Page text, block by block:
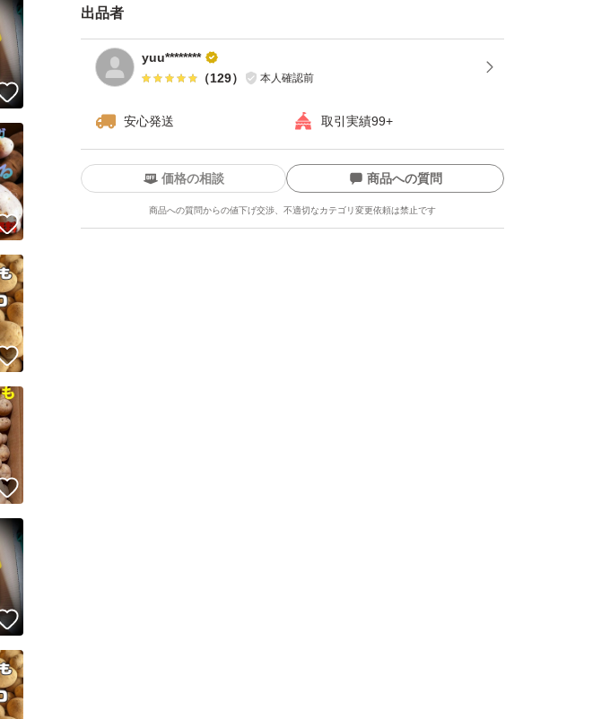
出品者
yuu********
（129） 本人確認前
安心発送 取引実績99+
価格の相談 商品への質問
商品への質問からの値下げ交渉、不適切なカテゴリ変更依頼は禁止です
いいね！
いいね！
いいね！
いいね！